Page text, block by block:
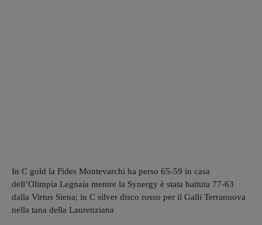
In C gold la Fides Montevarchi ha perso 65-59 in casa
dell’Olimpia Legnaia mentre la Synergy è stata battuta 77-63
dalla Virtus Siena; in C silver disco rosso per il Galli Terranuova
nella tana della Laurenziana